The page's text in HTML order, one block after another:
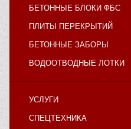
БЕТОННЫЕ БЛОКИ ФБС
ПЛИТЫ ПЕРЕКРЫТИЙ
БЕТОННЫЕ ЗАБОРЫ
ВОДООТВОДНЫЕ ЛОТКИ
УСЛУГИ
СПЕЦТЕХНИКА